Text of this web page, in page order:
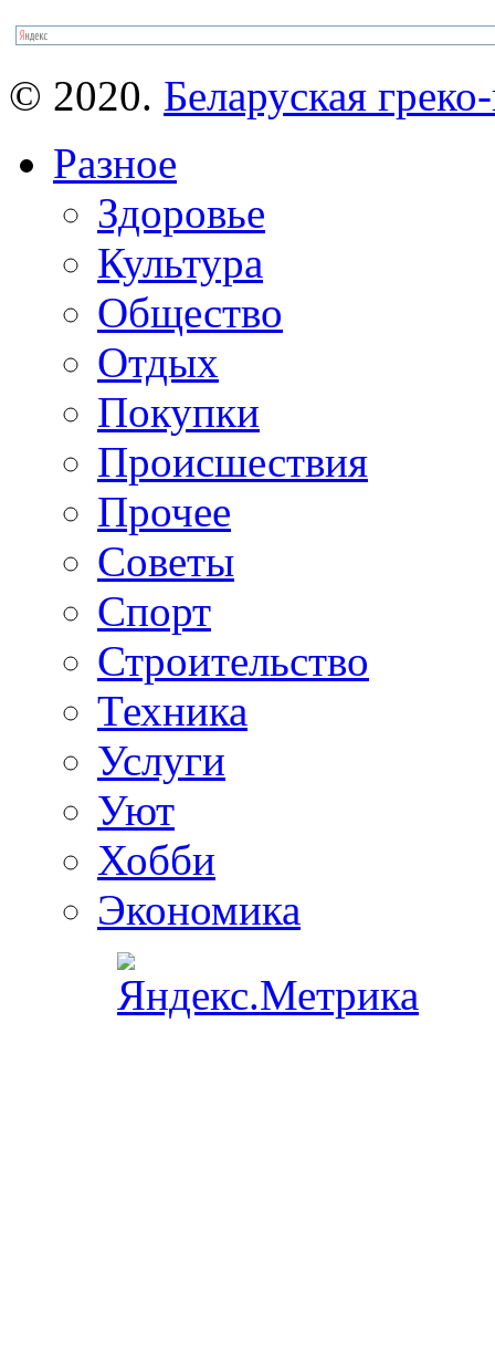
© 2020. Беларуская
Разное
Здоровье
Культура
Общество
Отдых
Покупки
Происшествия
Прочее
Советы
Спорт
Строительство
Техника
Услуги
Уют
Хобби
Экономика